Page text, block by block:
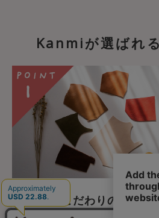
Kanmiが選ばれ
Kanmiこだわりの”モノづ